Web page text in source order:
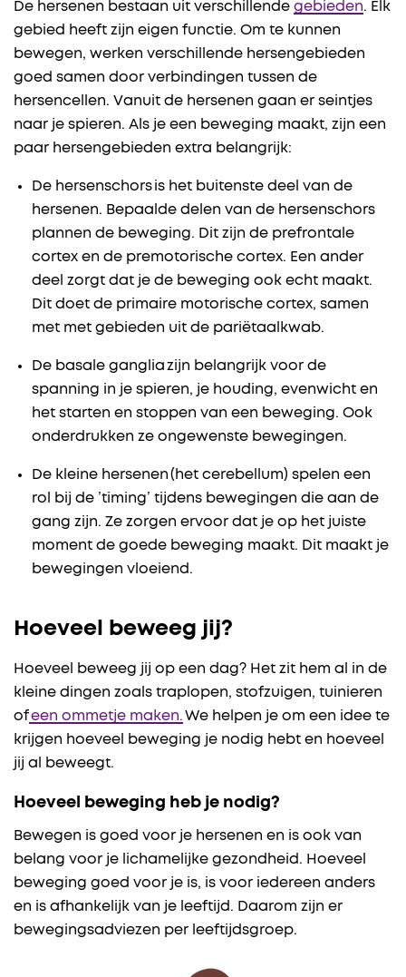
De hersenen bestaan uit verschillende gebieden. Elk
gebied heeft zijn eigen functie. Om te kunnen
bewegen, werken verschillende hersengebieden
goed samen door verbindingen tussen de
hersencellen. Vanuit de hersenen gaan er seintjes
naar je spieren. Als je een beweging maakt, zijn een
paar hersengebieden extra belangrijk:
De hersenschors is het buitenste deel van de
hersenen. Bepaalde delen van de hersenschors
plannen de beweging. Dit zijn de prefrontale
cortex en de premotorische cortex. Een ander
deel zorgt dat je de beweging ook echt maakt.
Dit doet de primaire motorische cortex, samen
met met gebieden uit de pariëtaalkwab.
De basale ganglia zijn belangrijk voor de
spanning in je spieren, je houding, evenwicht en
het starten en stoppen van een beweging. Ook
onderdrukken ze ongewenste bewegingen.
De kleine hersenen (het cerebellum) spelen een
rol bij de ’timing’ tijdens bewegingen die aan de
gang zijn. Ze zorgen ervoor dat je op het juiste
moment de goede beweging maakt. Dit maakt je
bewegingen vloeiend.
Hoeveel beweeg jij?
Hoeveel beweeg jij op een dag? Het zit hem al in de
kleine dingen zoals traplopen, stofzuigen, tuinieren
ofeen ommetje maken.We helpen je om een idee te
krijgen hoeveel beweging je nodig hebt en hoeveel
jij al beweegt.
Hoeveel beweging heb je nodig?
Bewegen is goed voor je hersenen en is ook van
belang voor je lichamelijke gezondheid. Hoeveel
beweging goed voor je is, is voor iedereen anders
en is afhankelijk van je leeftijd. Daarom zijn er
bewegingsadviezen per leeftijdsgroep.